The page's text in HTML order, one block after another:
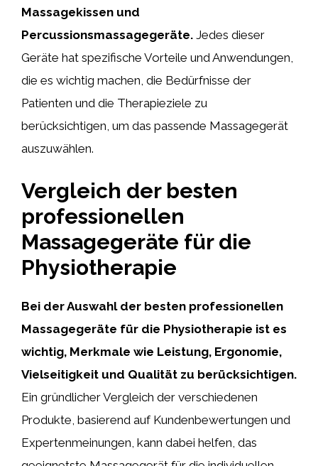
Massagekissen und
Percussionsmassagegeräte. Jedes dieser
Geräte hat spezifische Vorteile und Anwendungen,
die es wichtig machen, die Bedürfnisse der
Patienten und die Therapieziele zu
berücksichtigen, um das passende Massagegerät
auszuwählen.
Vergleich der besten
professionellen
Massagegeräte für die
Physiotherapie
Bei der Auswahl der besten professionellen
Massagegeräte für die Physiotherapie ist es
wichtig, Merkmale wie Leistung, Ergonomie,
Vielseitigkeit und Qualität zu berücksichtigen.
Ein gründlicher Vergleich der verschiedenen
Produkte, basierend auf Kundenbewertungen und
Expertenmeinungen, kann dabei helfen, das